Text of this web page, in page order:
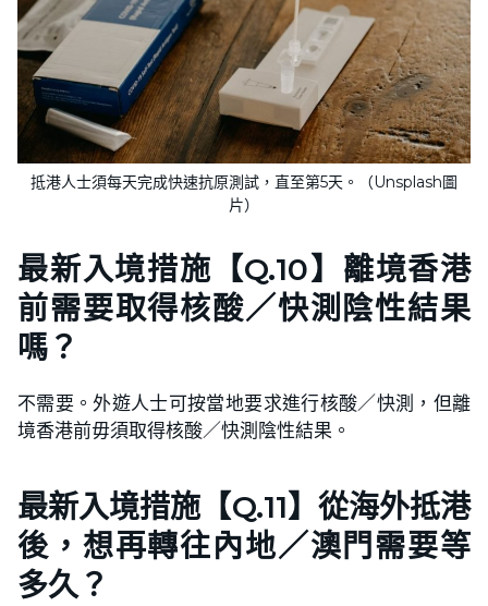
抵港人士須每天完成快速抗原測試，直至第5天。（Unsplash圖
片）
最新入境措施【Q.10】離境香港
前需要取得核酸／快測陰性結果
嗎？
不需要。外遊人士可按當地要求進行核酸／快測，但離
境香港前毋須取得核酸／快測陰性結果。
最新入境措施【Q.11】從海外抵港
後，想再轉往內地／澳門需要等
多久？